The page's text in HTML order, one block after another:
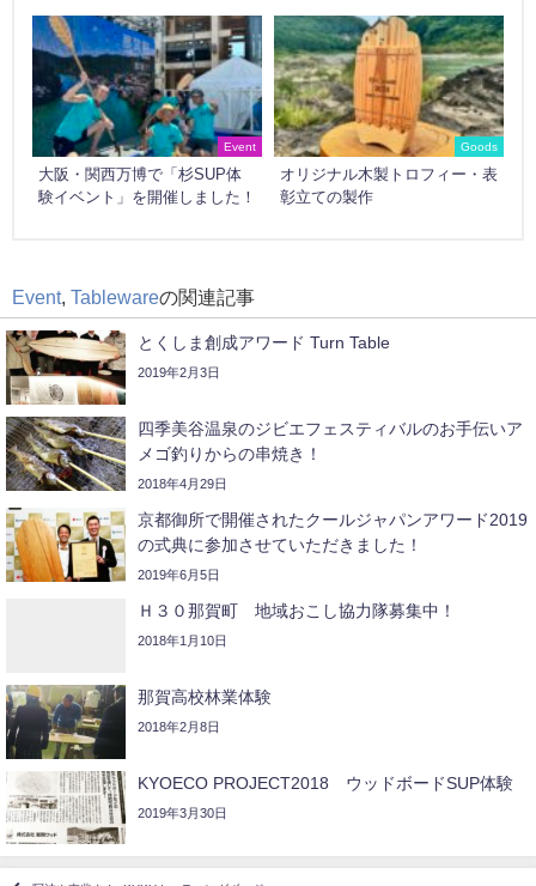
Event
大阪・関西万博で「杉SUP体
験イベント」を開催しました！
Goods
オリジナル木製トロフィー・表
彰立ての製作
Event, Tablewareの関連記事
とくしま創成アワード Turn Table
2019年2月3日
四季美谷温泉のジビエフェスティバルのお手伝いア
メゴ釣りからの串焼き！
2018年4月29日
京都御所で開催されたクールジャパンアワード2019
の式典に参加させていただきました！
2019年6月5日
Ｈ３０那賀町 地域おこし協力隊募集中！
2018年1月10日
那賀高校林業体験
2018年2月8日
KYOECO PROJECT2018 ウッドボードSUP体験
2019年3月30日